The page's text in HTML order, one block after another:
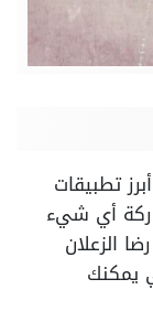
تطبيقات
أي شيء
الزعلان
يمكنك